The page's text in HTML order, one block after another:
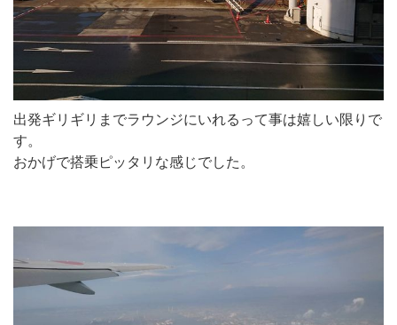
出発ギリギリまでラウンジにいれるって事は嬉しい限りで
す。
おかげで搭乗ピッタリな感じでした。